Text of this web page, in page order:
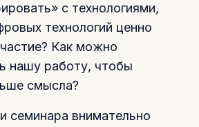
с технологиями,
технологий ценно
Как можно
нашу работу, чтобы
смысла?
семинара внимательно